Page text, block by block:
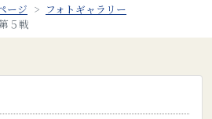
ージ
フォトギャラリー
５戦